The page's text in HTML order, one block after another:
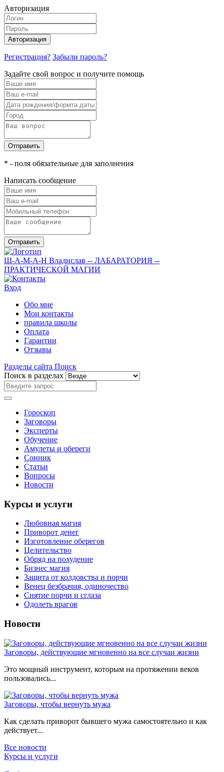
Авторизация
Авторизация
Регистрация? Забыли пароль?
Задайте свой вопрос и получите помощь
Отправить
* - поля обязательные для заполнения
Написать сообщение
Отправить
Ш-А-М-А-Н Владислав -- ЛАБАРАТОРИЯ --
ПРАКТИЧЕСКОЙ МАГИИ
Вход
Обо мне
Мои контакты
правила школы
Оплата
Гарантии
Отзывы
Разделы сайта Поиск
Поиск в разделах
Гороскоп
Заговоры
Эксперты
Обучение
Амулеты и обереги
Сонник
Статьи
Вопросы
Новости
Курсы и услуги
Любовная магия
Приворот денег
Изготовление оберегов
Целительство
Обряд на похудение
Бизнес магия
Защита от колдовства и порчи
Венец безбрачия, одиночество
Снятие порчи и сглаза
Одолеть врагов
Новости
Заговоры, действующие мгновенно на все случаи жизни
Это мощный инструмент, которым на протяжении веков
пользовались...
Заговоры, чтобы вернуть мужа
Как сделать приворот бывшего мужа самостоятельно и как
действует...
Все новости
Курсы и услуги